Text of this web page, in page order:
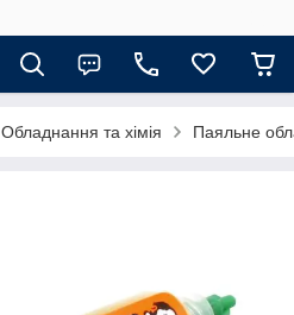
Обладнання та хімія Паяльне